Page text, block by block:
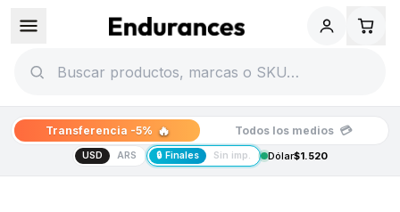
Transferencia -5% 🔥 Todos los medios 💳
USD ARS 🔒 Finales Sin imp. Dólar$1.520